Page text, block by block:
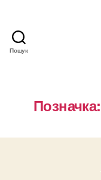
Пошук
Позначка: